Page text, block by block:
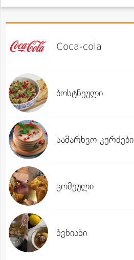
Coca-cola
ბოსტნეული
სამარხვო კერძები
ცომეული
წვნიანი